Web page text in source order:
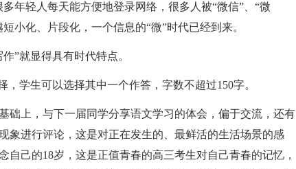
年轻人每天能方便地登录网络，很多人被“微信”、“微
小化、片段化，一个信息的“微”时代已经到来。
”就显得具有时代特点。
，学生可以选择其中一个作答，字数不超过150字。
础上，与下一届同学分享语文学习的体会，偏于交流，还有
象进行评论，这是对正在发生的、最鲜活的生活场景的感
自己的18岁，这是正值青春的高三考生对自己青春的记忆，